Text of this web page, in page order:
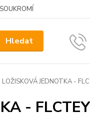
Hledat
LOŽISKOVÁ JEDNOTKA -
-